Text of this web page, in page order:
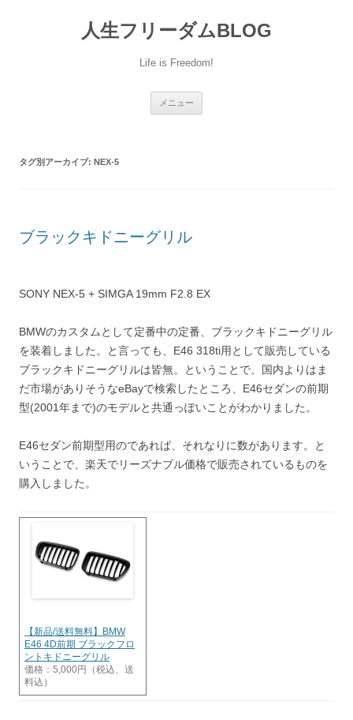
人生フリーダムBLOG
Life is Freedom!
メニュー
タグ別アーカイブ: NEX-5
ブラックキドニーグリル
SONY NEX-5 + SIMGA 19mm F2.8 EX
BMWのカスタムとして定番中の定番、ブラックキドニーグリル
を装着しました。と言っても、E46 318ti用として販売している
ブラックキドニーグリルは皆無。ということで、国内よりはま
だ市場がありそうなeBayで検索したところ、E46セダンの前期
型(2001年まで)のモデルと共通っぽいことがわかりました。
E46セダン前期型用のであれば、それなりに数があります。と
いうことで、楽天でリーズナブル価格で販売されているものを
購入しました。
【新品/送料無料】BMW
E46 4D前期 ブラックフロ
ントキドニーグリル
価格：5,000円（税込、送
料込）